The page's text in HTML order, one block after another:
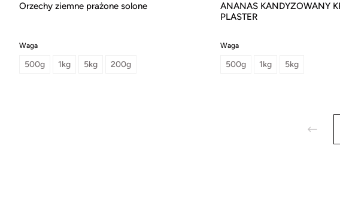
Orzechy ziemne prażone solone
Waga
500g 1kg 5kg 200g
ANANAS KANDYZOWANY
PLASTER
Waga
500g 1kg 5kg